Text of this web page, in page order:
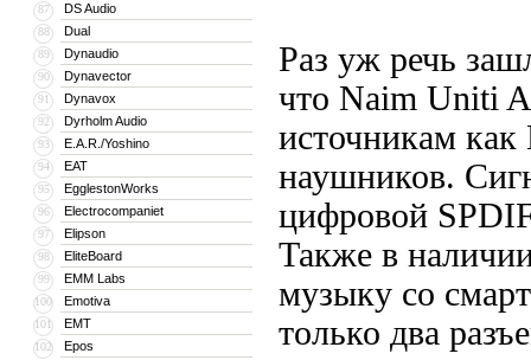
87 DS Audio
88 Dual
89 Dynaudio
90 Dynavector
91 Dynavox
92 Dyrholm Audio
93 E.A.R./Yoshino
94 EAT
95 EgglestonWorks
96 Electrocompaniet
97 Elipson
98 EliteBoard
99 EMM Labs
100 Emotiva
101 EMT
102 Epos
Раз уж речь
что Naim Uniti
источникам
наушников.
цифровой
Также в
музыку со
только два